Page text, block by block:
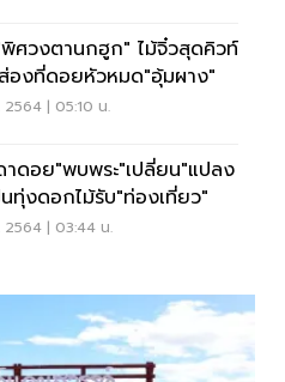
ศวงตานกฮูก" ไม้จิ๋วสุดคิวท์
องที่ดอยหัวหมด"อุ้มผาง"
2564 | 05:10 น.
าดอย"พบพระ"เปลี่ยน"แปลง
ทุ่งดอกไม้รับ"ท่องเที่ยว"
2564 | 03:44 น.